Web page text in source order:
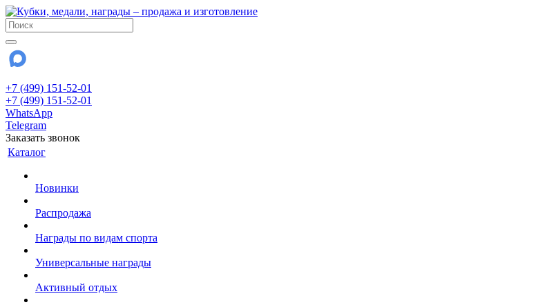
+7 (499) 151-52-01
+7 (499) 151-52-01
WhatsApp
Telegram
Заказать звонок
Каталог
Новинки
Распродажа
Награды по видам спорта
Универсальные награды
Активный отдых